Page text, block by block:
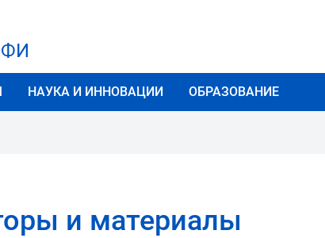
НАУКА И ИННОВАЦИИ ОБРАЗОВАНИЕ
и материалы